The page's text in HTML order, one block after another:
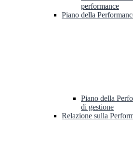
performance
Piano della
Piano della
di gestione
Relazione sulla